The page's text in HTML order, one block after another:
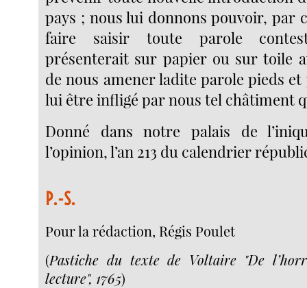
pays ; nous lui donnons pouvoir, par
faire saisir toute parole
présenterait sur papier ou sur toile
de nous amener ladite parole pieds
lui être infligé par nous tel châtiment
Donné dans notre palais de
l’opinion, l’an 213 du calendrier
P.-S.
Pour la rédaction, Régis Poulet
(Pastiche du texte de Voltaire "De
lecture", 1765)